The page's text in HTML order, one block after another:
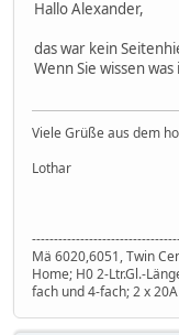
Hallo Alexander,
das war kein
Wenn Sie wissen
Viele Grüße aus dem
Lothar
Mä 6020,6051, Twin
Home; H0 2-Ltr.Gl.-
fach und 4-fach; 2 x